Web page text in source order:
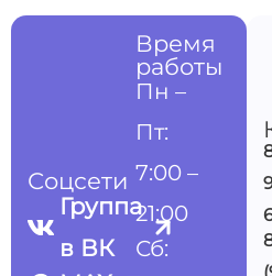
Соцсети
Группа
в ВК
Время
работы
Пн –
Пт:
7:00 –
21:00
Сб: